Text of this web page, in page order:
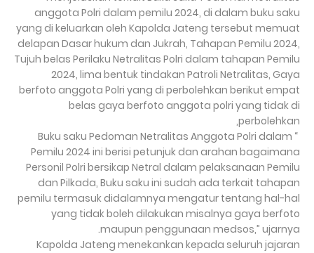
anggota Polri dalam pemilu 2024, di dalam buku saku
yang di keluarkan oleh Kapolda Jateng tersebut memuat
delapan Dasar hukum dan Jukrah, Tahapan Pemilu 2024,
Tujuh belas Perilaku Netralitas Polri dalam tahapan Pemilu
2024, lima bentuk tindakan Patroli Netralitas, Gaya
berfoto anggota Polri yang di perbolehkan berikut empat
belas gaya berfoto anggota polri yang tidak di
perbolehkan,
“ Buku saku Pedoman Netralitas Anggota Polri dalam
Pemilu 2024 ini berisi petunjuk dan arahan bagaimana
Personil Polri bersikap Netral dalam pelaksanaan Pemilu
dan Pilkada, Buku saku ini sudah ada terkait tahapan
pemilu termasuk didalamnya mengatur tentang hal-hal
yang tidak boleh dilakukan misalnya gaya berfoto
maupun penggunaan medsos,” ujarnya.
Kapolda Jateng menekankan kepada seluruh jajaran